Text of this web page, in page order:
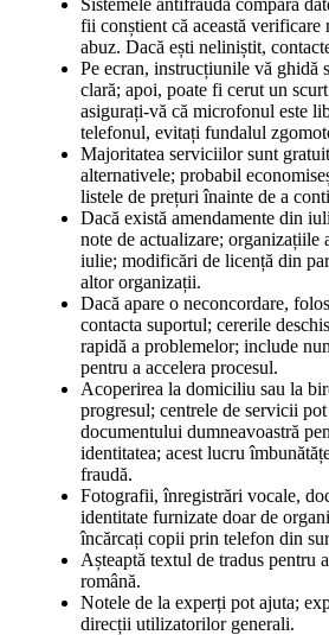
fii conștient că această verificare
abuz. Dacă ești neliniștit,
Pe ecran, instrucțiunile vă ghidă
clară; apoi, poate fi cerut un
asigurați-vă că microfonul este
telefonul, evitați fundalul
Majoritatea serviciilor sunt
alternativele; probabil
listele de prețuri înainte de a
Dacă există amendamente din
note de actualizare; organizațiile
iulie; modificări de licență din
altor organizații.
Dacă apare o neconcordare,
contacta suportul; cererile
rapidă a problemelor; include
pentru a accelera procesul.
Acoperirea la domiciliu sau la
progresul; centrele de servicii
documentului dumneavoastră
identitatea; acest lucru
fraudă.
Fotografii, înregistrări vocale,
identitate furnizate doar de
încărcați copii prin telefon din
Așteaptă textul de tradus pentru
română.
Notele de la experți pot ajuta;
direcții utilizatorilor generali.